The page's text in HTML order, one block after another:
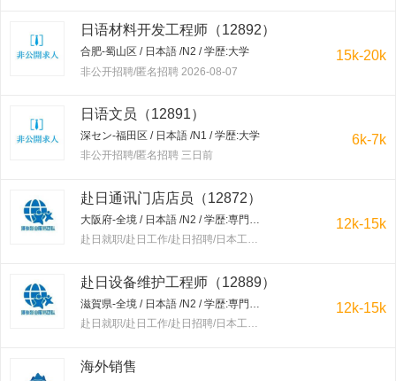
日语材料开发工程师（12892）
合肥-蜀山区 / 日本語 /N2 / 学歴:大学
非公开招聘/匿名招聘 2026-08-07
15k-20k
日语文员（12891）
深セン-福田区 / 日本語 /N1 / 学歴:大学
非公开招聘/匿名招聘 三日前
6k-7k
赴日通讯门店店员（12872）
大阪府-全境 / 日本語 /N2 / 学歴:専門学校・短大
赴日就职/赴日工作/赴日招聘/日本工作/赴韩就职/赴韩工作/赴韩招聘/韩国工作/出国工作 三日前
12k-15k
赴日设备维护工程师（12889）
滋賀県-全境 / 日本語 /N2 / 学歴:専門学校・短大
赴日就职/赴日工作/赴日招聘/日本工作/赴韩就职/赴韩工作/赴韩招聘/韩国工作/出国工作 三日前
12k-15k
海外销售